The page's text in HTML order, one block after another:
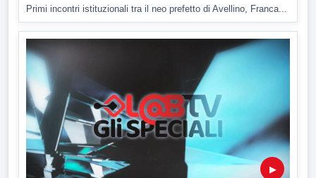
Primi incontri istituzionali tra il neo prefetto di Avellino, Franca...
▶